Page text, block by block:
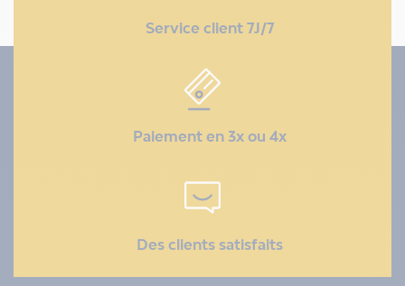
Service client 7J/7
Paiement en 3x ou 4x
Des clients satisfaits